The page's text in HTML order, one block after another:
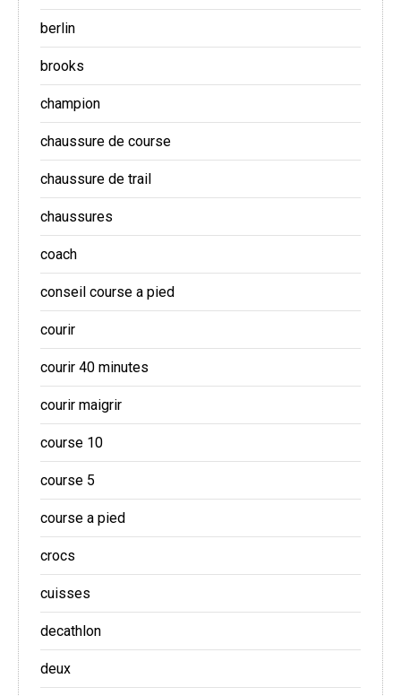
berlin
brooks
champion
chaussure de course
chaussure de trail
chaussures
coach
conseil course a pied
courir
courir 40 minutes
courir maigrir
course 10
course 5
course a pied
crocs
cuisses
decathlon
deux